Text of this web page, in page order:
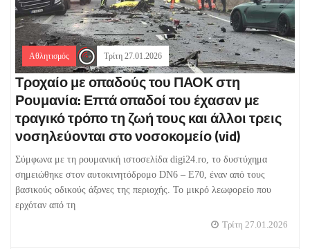
Αθλητισμός Τρίτη 27.01.2026
Τροχαίο με οπαδούς του ΠΑΟΚ στη
Ρουμανία: Επτά οπαδοί του έχασαν με
τραγικό τρόπο τη ζωή τους και άλλοι τρεις
νοσηλεύονται στο νοσοκομείο (vid)
Σύμφωνα με τη ρουμανική ιστοσελίδα digi24.ro, το δυστύχημα
σημειώθηκε στον αυτοκινητόδρομο DN6 – E70, έναν από τους
βασικούς οδικούς άξονες της περιοχής. Το μικρό λεωφορείο που
ερχόταν από τη
Τρίτη 27.01.2026